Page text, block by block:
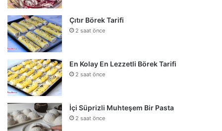
Çıtır Börek Tarifi
2 saat önce
En Kolay En Lezzetli Börek Tarifi
2 saat önce
İçi Süprizli Muhteşem Bir Pasta
2 saat önce